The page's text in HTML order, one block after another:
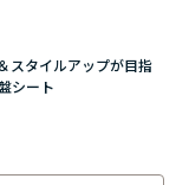
スタイルアップが目指
シート